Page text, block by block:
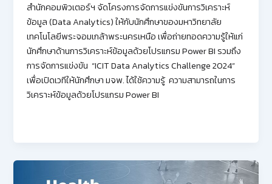
สำนักคอมพิวเตอร์ฯ จัดโครงการจัดการแข่งขันการวิเคราะห์
ข้อมูล (Data Analytics) ให้กับนักศึกษาของมหาวิทยาลัย
เทคโนโลยีพระจอมเกล้าพระนครเหนือ เพื่อถ่ายทอดความรู้ให้แก่
นักศึกษาด้านการวิเคราะห์ข้อมูลด้วยโปรแกรม Power BI รวมถึง
การจัดการแข่งขัน “ICIT Data Analytics Challenge 2024”
เพื่อเปิดเวทีให้นักศึกษา มจพ. ได้ใช้ความรู้ ความสามารถในการ
วิเคราะห์ข้อมูลด้วยโปรแกรม Power BI